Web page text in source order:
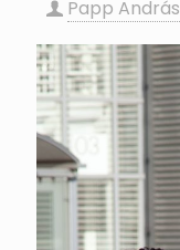
Papp András